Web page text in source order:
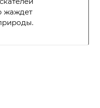
жаждет